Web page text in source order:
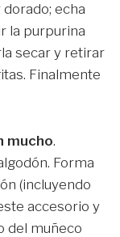
echa
la purpurina
secar y retirar
Finalmente
mucho.
Forma
(incluyendo
accesorio y
del muñeco